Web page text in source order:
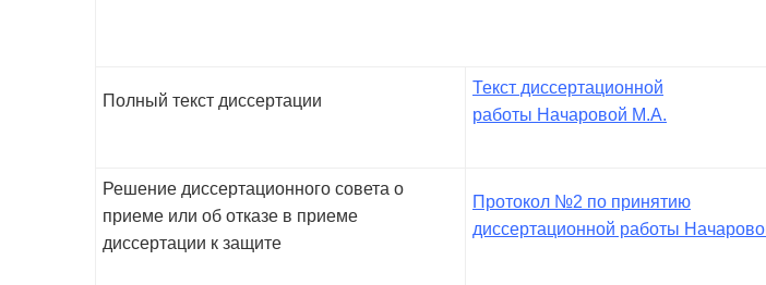
Полный текст диссертации
Текст диссертационной
работы Начаровой М.А.
Решение диссертационного совета о
приеме или об отказе в приеме
диссертации к защите
Протокол №2 по принятию
диссертационной работы